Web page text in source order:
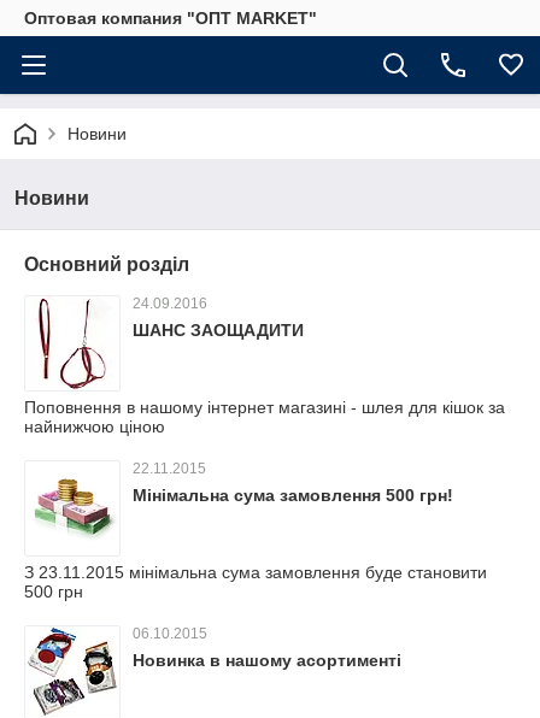
Оптовая компания "ОПТ MARKET"
Новини
Новини
Основний розділ
24.09.2016
ШАНС ЗАОЩАДИТИ
Поповнення в нашому інтернет магазині - шлея для кішок за
найнижчою ціною
22.11.2015
Мінімальна сума замовлення 500 грн!
З 23.11.2015 мінімальна сума замовлення буде становити
500 грн
06.10.2015
Новинка в нашому асортименті